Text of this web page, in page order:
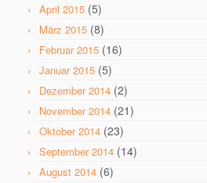
April 2015 (5)
März 2015 (8)
Februar 2015 (16)
Januar 2015 (5)
Dezember 2014 (2)
November 2014 (21)
Oktober 2014 (23)
September 2014 (14)
August 2014 (6)